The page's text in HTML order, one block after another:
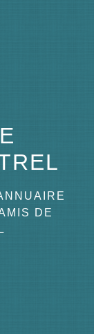
DE